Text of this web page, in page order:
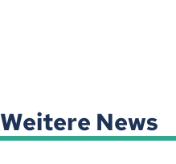
Weitere News